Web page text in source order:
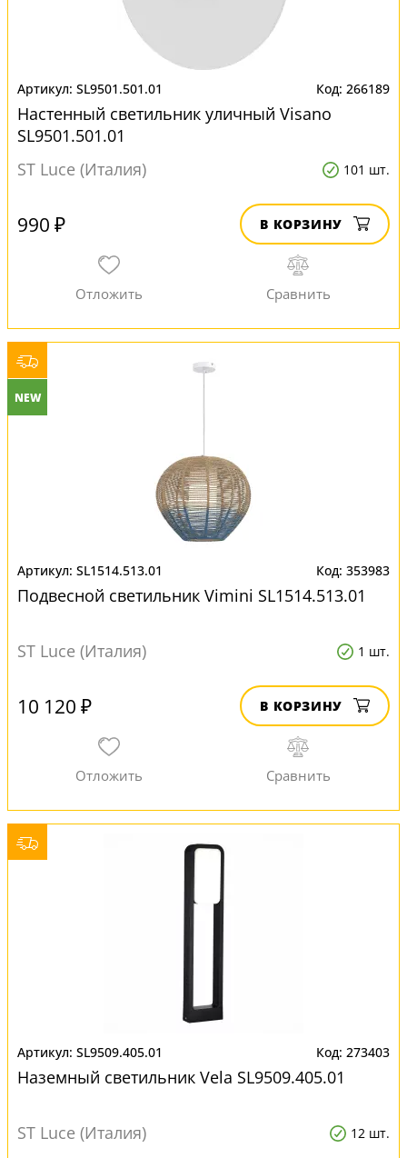
SL9501.501.01 266189
Настенный светильник уличный Visano
SL9501.501.01
ST Luce (Италия)
101 шт.
990 ₽ В КОРЗИНУ
NEW
SL1514.513.01 353983
Подвесной светильник Vimini SL1514.513.01
ST Luce (Италия) 1 шт.
10 120 ₽ В КОРЗИНУ
SL9509.405.01 273403
Наземный светильник Vela SL9509.405.01
ST Luce (Италия) 12 шт.